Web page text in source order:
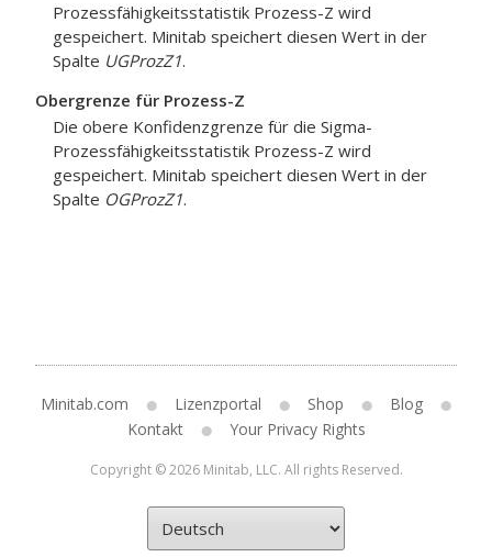
Prozessfähigkeitsstatistik Prozess-Z wird
gespeichert. Minitab speichert diesen Wert in der
Spalte UGProzZ1.
Obergrenze für Prozess-Z
Die obere Konfidenzgrenze für die Sigma-
Prozessfähigkeitsstatistik Prozess-Z wird
gespeichert. Minitab speichert diesen Wert in der
Spalte OGProzZ1.
Minitab.com Lizenzportal Shop
Blog
Kontakt
Your Privacy Rights
Copyright © 2026 Minitab, LLC. All rights Reserved.